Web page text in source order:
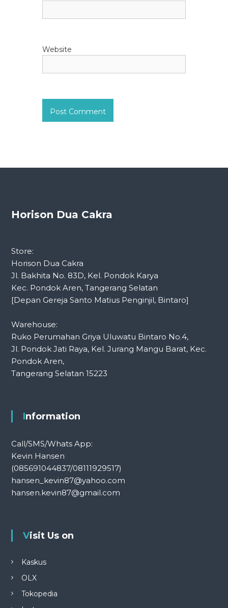
Website
Horison Dua Cakra
Store:
Horison Dua Cakra
Jl. Bakhita No. 83D, Kel. Pondok Karya
Kec. Pondok Aren, Tangerang Selatan
[Depan Gereja Santo Matius Penginjil, Bintaro]
Warehouse:
Ruko Perumahan Griya Uluwatu Bintaro No.4,
Jl. Pondok Jati Raya, Kel. Jurang Mangu Barat, Kec.
Pondok Aren,
Tangerang Selatan 15223
Information
Call/SMS/Whats App:
Kevin Hansen
(085691044837/08111929517)
hansen_kevin87@yahoo.com
hansen.kevin87@gmail.com
Visit Us on
Kaskus
OLX
Tokopedia